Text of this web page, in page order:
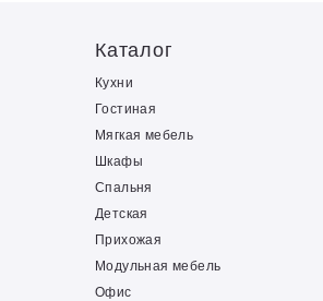
Каталог
Кухни
Гостиная
Мягкая мебель
Шкафы
Спальня
Детская
Прихожая
Модульная мебель
Офис